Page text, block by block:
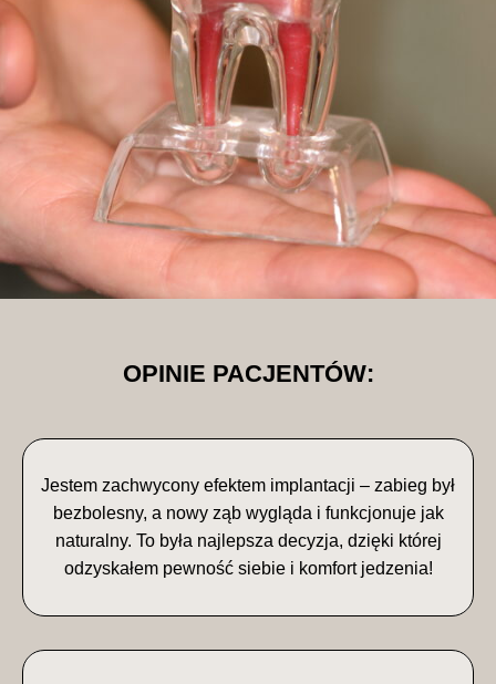
OPINIE PACJENTÓW:
Jestem zachwycony efektem implantacji – zabieg był
bezbolesny, a nowy ząb wygląda i funkcjonuje jak
naturalny. To była najlepsza decyzja, dzięki której
odzyskałem pewność siebie i komfort jedzenia!